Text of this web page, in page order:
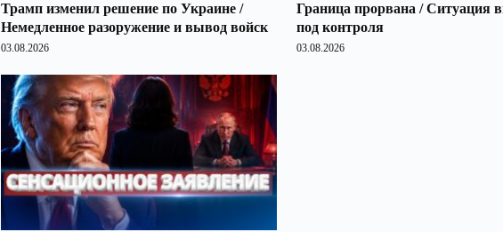
Трамп изменил решение по Украине /
Немедленное разоружение и вывод войск
03.08.2026
Граница прорвана / Ситуация
под контроля
03.08.2026